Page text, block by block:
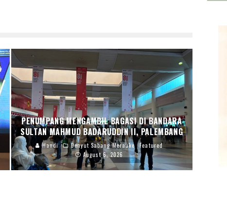
PENUMPANG MENGAMBIL BAGASI DI BANDARA
SULTAN MAHMUD BADARUDDIN II, PALEMBANG
Handi Denyut Sabang Merauke
Featured
August 6, 2026